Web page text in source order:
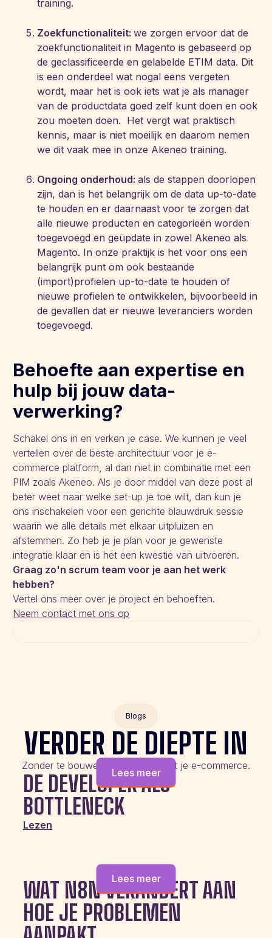
training.
Zoekfunctionaliteit:we zorgen ervoor dat de
zoekfunctionaliteit in Magento is gebaseerd op
de geclassificeerde en gelabelde ETIM data. Dit
is een onderdeel wat nogal eens vergeten
wordt, maar het is ook iets wat je als manager
van de productdata goed zelf kunt doen en ook
zou moeten doen. Het vergt wat praktisch
kennis, maar is niet moeilijk en daarom nemen
we dit vaak mee in onze Akeneo training.
Ongoing onderhoud:als de stappen doorlopen
zijn, dan is het belangrijk om de data up-to-date
te houden en er daarnaast voor te zorgen dat
alle nieuwe producten en categorieën worden
toegevoegd en geüpdate in zowel Akeneo als
Magento. In onze praktijk is het voor ons een
belangrijk punt om ook bestaande
(import)profielen up-to-date te houden of
nieuwe profielen te ontwikkelen, bijvoorbeeld in
de gevallen dat er nieuwe leveranciers worden
toegevoegd.
Behoefte aan expertise en
hulp bij jouw data-
verwerking?
Schakel ons in en verken je case. We kunnen je veel
vertellen over de beste architectuur voor je e-
commerce platform, al dan niet in combinatie met een
PIM zoals Akeneo. Als je door middel van deze post al
beter weet naar welke set-up je toe wilt, dan kun je
ons inschakelen voor een gerichte blauwdruk sessie
waarin we alle details met elkaar uitpluizen en
afstemmen. Zo heb je je plan voor je gewenste
integratie klaar en is het een kwestie van uitvoeren.
Graag zo'n scrum team voor je aan het werk
hebben?
Vertel ons meer over je project en behoeften.
Neem contact met ons op
Blogs
VERDER DE DIEPTE IN
Zonder te bouwen aan de slag met je e-commerce.
Lees meer
DE DEVELOPER ALS
BOTTLENECK
Lezen
Lees meer
WAT N8N VERANDERT AAN
HOE JE PROBLEMEN